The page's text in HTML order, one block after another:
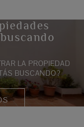
LA PROPIEDAD
BUSCANDO?